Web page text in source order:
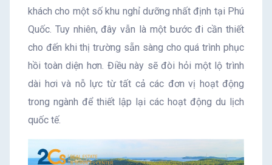
khách cho một số khu nghỉ dưỡng nhất định tại Phú
Quốc. Tuy nhiên, đây vẫn là một bước đi cần thiết
cho đến khi thị trường sẵn sàng cho quá trình phục
hồi toàn diện hơn. Điều này sẽ đòi hỏi một lộ trình
dài hơi và nỗ lực từ tất cả các đơn vị hoạt động
trong ngành để thiết lập lại các hoạt động du lịch
quốc tế.